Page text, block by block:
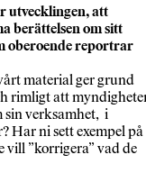
utvecklingen, att
berättelsen om sitt
oberoende reportrar
material ger grund
rimligt att
sin verksamhet, i
Har ni sett exempel på
vill ”korrigera” vad de